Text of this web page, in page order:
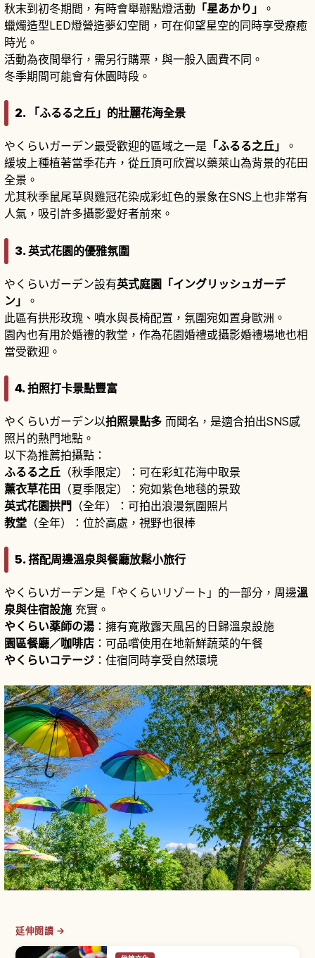
秋末到初冬期間，有時會舉辦點燈活動 「星あかり」
。
蠟燭造型LED燈營造夢幻空間，可在仰望星空的同時享受療癒
時光。
活動為夜間舉行，需另行購票，與一般入園費不同。
冬季期間可能會有休園時段。
2. 「ふるる之丘」的壯麗花海全景
やくらいガーデン最受歡迎的區域之一是 「ふるる之丘」
。
緩坡上種植著當季花卉，從丘頂可欣賞以藥萊山為背景的花田
全景。
尤其秋季鼠尾草與雞冠花染成彩虹色的景象在SNS上也非常有
人氣，吸引許多攝影愛好者前來。
3. 英式花園的優雅氛圍
やくらいガーデン設有英式庭園「イングリッシュガーデ
ン」
。
此區有拱形玫瑰、噴水與長椅配置，氛圍宛如置身歐洲。
園內也有用於婚禮的教堂，作為花園婚禮或攝影婚禮場地也相
當受歡迎。
4. 拍照打卡景點豐富
やくらいガーデン以拍照景點多 而聞名，是適合拍出SNS感
照片的熱門地點。
以下為推薦拍攝點：
ふるる之丘 （秋季限定）：可在彩虹花海中取景
薰衣草花田 （夏季限定）：宛如紫色地毯的景致
英式花園拱門 （全年）：可拍出浪漫氛圍照片
教堂 （全年）：位於高處，視野也很棒
5. 搭配周邊溫泉與餐廳放鬆小旅行
やくらいガーデン是「やくらいリゾート」的一部分，周邊溫
泉與住宿設施 充實。
やくらい薬師の湯 ：擁有寬敞露天風呂的日歸溫泉設施
園區餐廳／咖啡店 ：可品嚐使用在地新鮮蔬菜的午餐
やくらいコテージ ：住宿同時享受自然環境
延伸閱讀 →